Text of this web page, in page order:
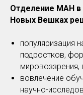
Отделение МАН в
Новых Вешках
популяризация
подростков,
вовлечение
научно-